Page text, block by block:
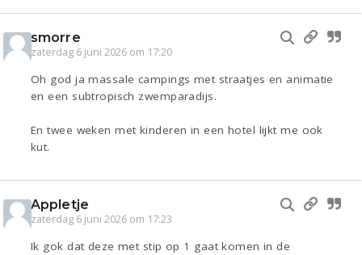
smorre
zaterdag 6 juni 2026 om 17:20
Oh god ja massale campings met straatjes en animatie
en een subtropisch zwemparadijs.
En twee weken met kinderen in een hotel lijkt me ook
kut.
Appletje
zaterdag 6 juni 2026 om 17:23
Ik gok dat deze met stip op 1 gaat komen in de